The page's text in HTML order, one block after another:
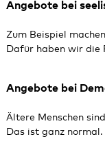
Angebote bei
Zum Beispiel
Dafür haben wir die
Angebote bei
Ältere Menschen
Das ist ganz normal.